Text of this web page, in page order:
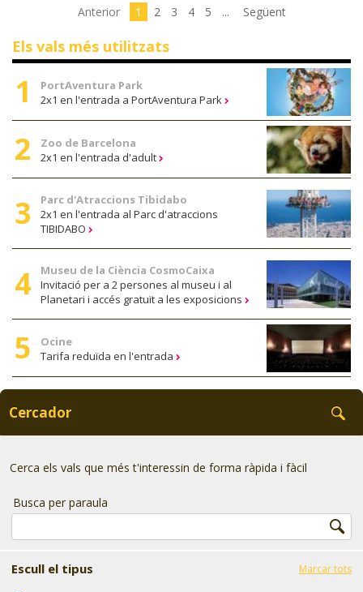
Anterior 1 2 3 4 5 ... Següent
Els vals més utilitzats
PortAventura Park
2x1 en l'entrada a PortAventura Park
Zoo de Barcelona
2x1 en l'entrada d'adult
Parc d'Atraccions Tibidabo
2x1 en l'entrada al Parc d'atraccions
TIBIDABO
Museu de la Ciència CosmoCaixa
Invitació per a 2 persones al museu i al
Planetari i accés gratuït a les exposicions
Ocine
Tarifa reduïda en l'entrada
Cercador
Cerca els vals que més t'interessin de forma ràpida i fàcil
Busca per paraula
Marcar tots
Escull el tipus